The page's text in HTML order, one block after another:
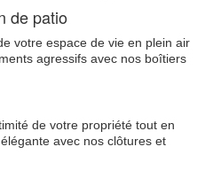
de patio
votre espace de vie en plein air
agressifs avec nos boîtiers
de votre propriété tout en
avec nos clôtures et